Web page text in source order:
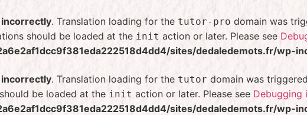
incorrectly. Translation loading for the tutor-pro domain was
should be loaded at the init action or later. Please see
sites/dedaledemots.fr/wp-
incorrectly. Translation loading for the tutor domain was
be loaded at the init action or later. Please see Debugging
sites/dedaledemots.fr/wp-